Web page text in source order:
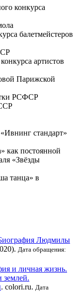
конкурса
балетмейстеров
артистов
Парижской
РСФСР
стандарт»
как постоянной
«Звёзды
танца» в
Людмилы
Дата обращения:
и личная жизнь.
. colori.ru. Дата